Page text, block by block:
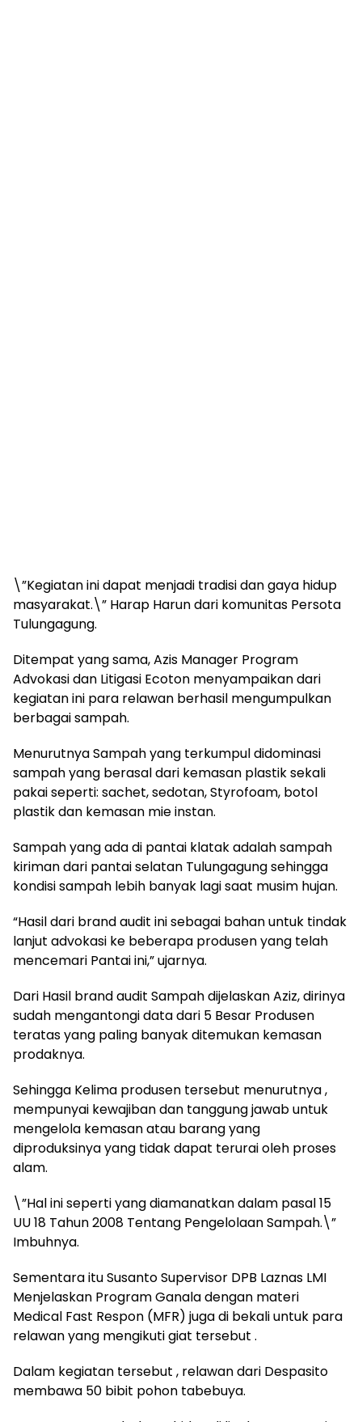
\”Kegiatan ini dapat menjadi tradisi dan gaya hidup
masyarakat.\” Harap Harun dari komunitas Persota
Tulungagung.
Ditempat yang sama, Azis Manager Program
Advokasi dan Litigasi Ecoton menyampaikan dari
kegiatan ini para relawan berhasil mengumpulkan
berbagai sampah.
Menurutnya Sampah yang terkumpul didominasi
sampah yang berasal dari kemasan plastik sekali
pakai seperti: sachet, sedotan, Styrofoam, botol
plastik dan kemasan mie instan.
Sampah yang ada di pantai klatak adalah sampah
kiriman dari pantai selatan Tulungagung sehingga
kondisi sampah lebih banyak lagi saat musim hujan.
“Hasil dari brand audit ini sebagai bahan untuk tindak
lanjut advokasi ke beberapa produsen yang telah
mencemari Pantai ini,” ujarnya.
Dari Hasil brand audit Sampah dijelaskan Aziz, dirinya
sudah mengantongi data dari 5 Besar Produsen
teratas yang paling banyak ditemukan kemasan
prodaknya.
Sehingga Kelima produsen tersebut menurutnya ,
mempunyai kewajiban dan tanggung jawab untuk
mengelola kemasan atau barang yang
diproduksinya yang tidak dapat terurai oleh proses
alam.
\”Hal ini seperti yang diamanatkan dalam pasal 15
UU 18 Tahun 2008 Tentang Pengelolaan Sampah.\”
Imbuhnya.
Sementara itu Susanto Supervisor DPB Laznas LMI
Menjelaskan Program Ganala dengan materi
Medical Fast Respon (MFR) juga di bekali untuk para
relawan yang mengikuti giat tersebut .
Dalam kegiatan tersebut , relawan dari Despasito
membawa 50 bibit pohon tabebuya.